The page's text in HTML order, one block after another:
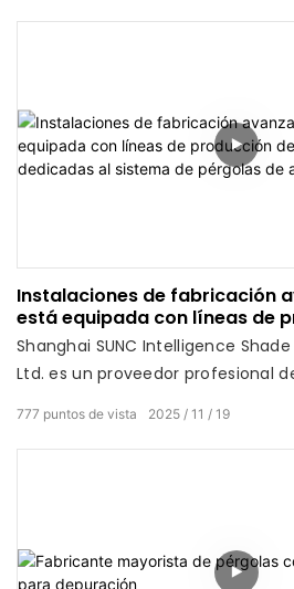
Instalaciones de fabricación
está equipada con líneas de
última generación dedicadas
pérgolas de aleación de
Shanghai SUNC Intelligence
Ltd. es un proveedor profesional
ventanas interiores, pérgolas
de protección solar de ingeniería.
2025 11 19
777 puntos de vista